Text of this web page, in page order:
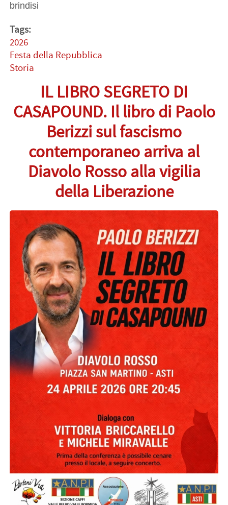
brindisi
Tags:
2026
Festa della Repubblica
Storia
IL LIBRO SEGRETO DI
CASAPOUND. Il libro di Paolo
Berizzi sul fascismo
contemporaneo arriva al
Diavolo Rosso alla vigilia
della Liberazione